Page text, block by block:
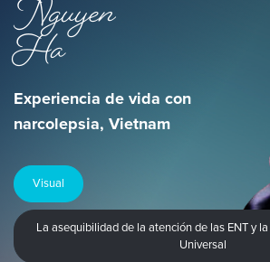
Nguyen
Ha
Experiencia de vida con
narcolepsia, Vietnam
Visual
La asequibilidad de la atención de las ENT y
Universal